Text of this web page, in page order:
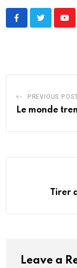
PREVIOUS
Le monde
Tirer
Leave a